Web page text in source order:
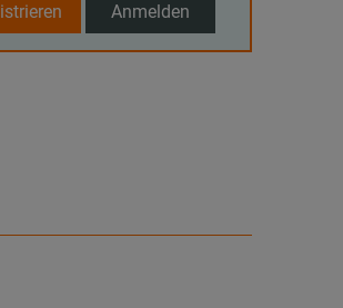
Anmelden